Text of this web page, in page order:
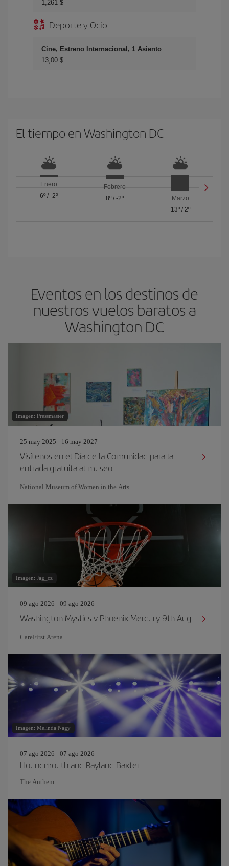
1,261 $
Deporte y Ocio
Cine, Estreno Internacional, 1 Asiento
13,00 $
El tiempo en Washington DC
Enero
6º/ -2º
Febrero
8º/ -2º
Marzo
13º/ 2º
Eventos en los destinos de
nuestros vuelos baratos a
Washington DC
Imagen: Pressmaster
25 may 2025 - 16 may 2027
Visítenos en el Día de la Comunidad para la
entrada gratuita al museo
National Museum of Women in the Arts
Imagen: Jag_cz
09 ago 2026 - 09 ago 2026
Washington Mystics v Phoenix Mercury 9th Aug
CareFirst Arena
Imagen: Melinda Nagy
07 ago 2026 - 07 ago 2026
Houndmouth and Rayland Baxter
The Anthem